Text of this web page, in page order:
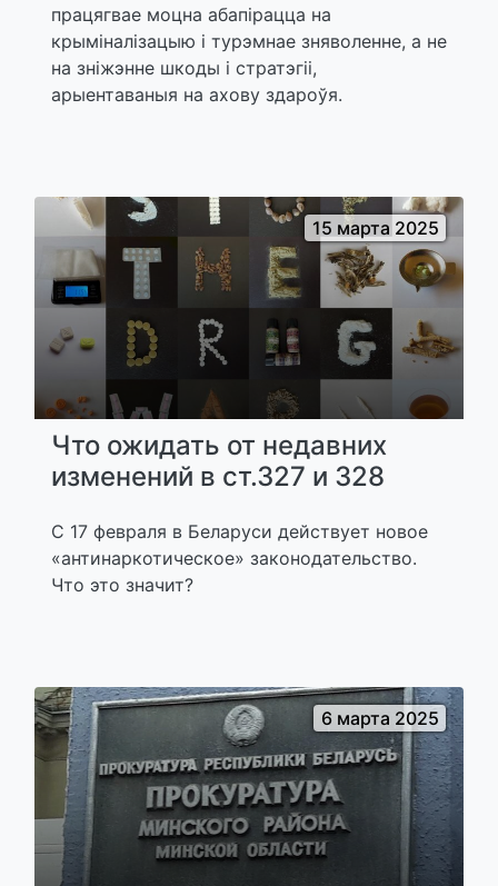
працягвае моцна абапірацца на
крыміналізацыю і турэмнае зняволенне, а не
на зніжэнне шкоды і стратэгіі,
арыентаваныя на ахову здароўя.
15 марта 2025
Что ожидать от недавних
изменений в ст.327 и 328
С 17 февраля в Беларуси действует новое
«антинаркотическое» законодательство.
Что это значит?
6 марта 2025